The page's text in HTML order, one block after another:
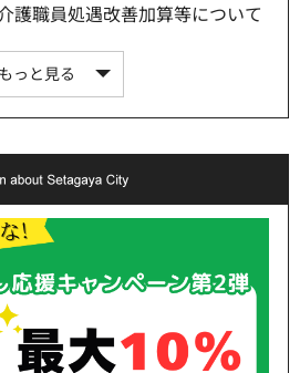
護職員処遇改善加算等について
もっと見る